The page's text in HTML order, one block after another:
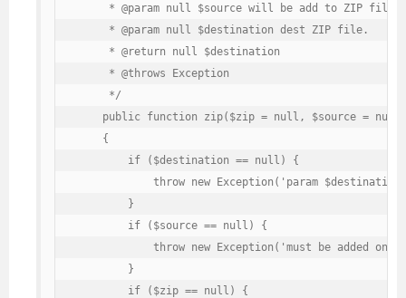
     * @param null $source will be add to ZIP file.
     * @param null $destination dest ZIP file.
     * @return null $destination
     * @throws Exception
     */
public function zip($zip = null, $source =
    {
        if ($destination == null) {
throw new Exception('param $destination
        }
        if ($source == null) {
throw new Exception('must be added one
        }
        if ($zip == null) {